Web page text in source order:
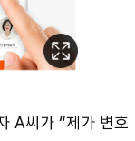
이
미
확
A씨가 “제가 변호